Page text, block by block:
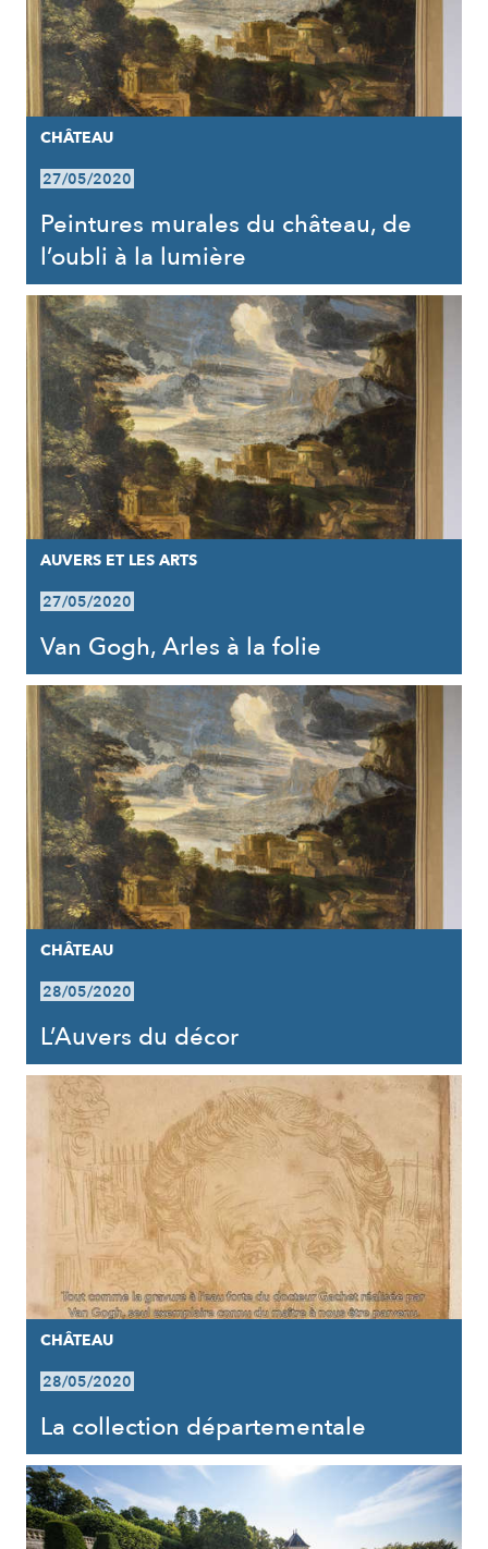
CHÂTEAU
27/05/2020
Peintures murales du château, de
l’oubli à la lumière
AUVERS ET LES ARTS
27/05/2020
Van Gogh, Arles à la folie
CHÂTEAU
28/05/2020
L’Auvers du décor
CHÂTEAU
28/05/2020
La collection départementale